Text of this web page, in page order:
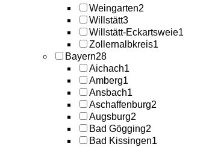
Weingarten2
Willstätt3
Willstätt-Eckartsweie1
Zollernalbkreis1
Bayern28
Aichach1
Amberg1
Ansbach1
Aschaffenburg2
Augsburg2
Bad Gögging2
Bad Kissingen1